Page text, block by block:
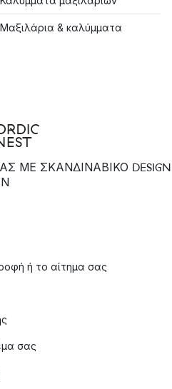
& καλύμματα
ΜΕ ΣΚΑΝΔΙΝΑΒΙΚΟ DESIGN
ή το αίτημα σας
σας